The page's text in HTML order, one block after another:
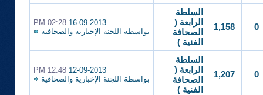
0
1,158
السلطة
الرابعة (
الصحافة
الفنية )
16-09-2013
02:28 PM
بواسطة اللجنة الإخبارية والصحافية
0
1,207
السلطة
الرابعة (
الصحافة
الفنية )
12-09-2013
12:48 PM
بواسطة اللجنة الإخبارية والصحافية